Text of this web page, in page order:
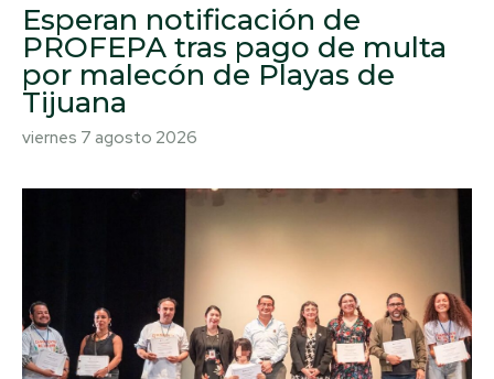
Esperan notificación de
PROFEPA tras pago de multa
por malecón de Playas de
Tijuana
viernes 7 agosto 2026